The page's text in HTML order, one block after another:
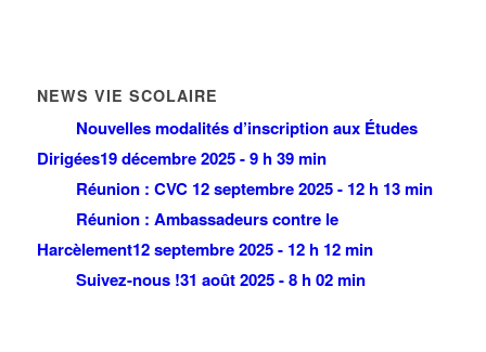
NEWS VIE SCOLAIRE
Nouvelles modalités d’inscription aux Études
Dirigées19 décembre 2025 - 9 h 39 min
Réunion : CVC 12 septembre 2025 - 12 h 13 min
Réunion : Ambassadeurs contre le
Harcèlement12 septembre 2025 - 12 h 12 min
Suivez-nous !31 août 2025 - 8 h 02 min